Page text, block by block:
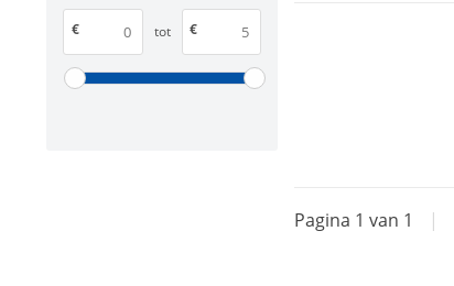
€ tot €
Pagina 1 van 1 |